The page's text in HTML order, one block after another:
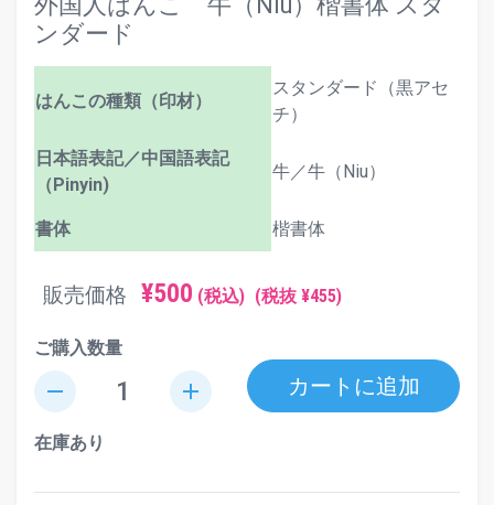
ンダード
はんこの種類（印材）
スタンダード（黒アセ
チ）
日本語表記／中国語表記
（Pinyin)
牛／牛（Niu）
書体 楷書体
販売価格 ¥500 (税込) (税抜 ¥455)
ご購入数量
remove add カートに追加
在庫あり